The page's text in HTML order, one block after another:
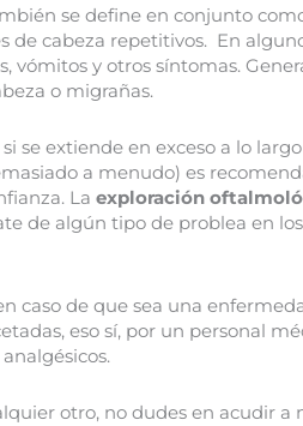
se define en conjunto
cabeza repetitivos. En
vómitos y otros síntomas.
o migrañas.
se extiende en exceso a lo
a menudo) es
La exploración
de algún tipo de problea en
caso de que sea una
eso sí, por un personal
otro, no dudes en acudir a